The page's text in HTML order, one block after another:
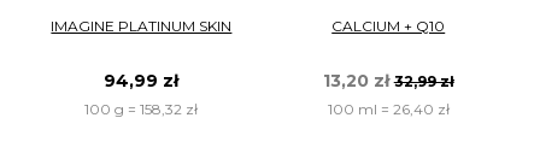
IMAGINE PLATINUM SKIN
94,99 zł
100 g = 158,32 zł
CALCIUM + Q10
13,20 zł 32,99 zł
100 ml = 26,40 zł